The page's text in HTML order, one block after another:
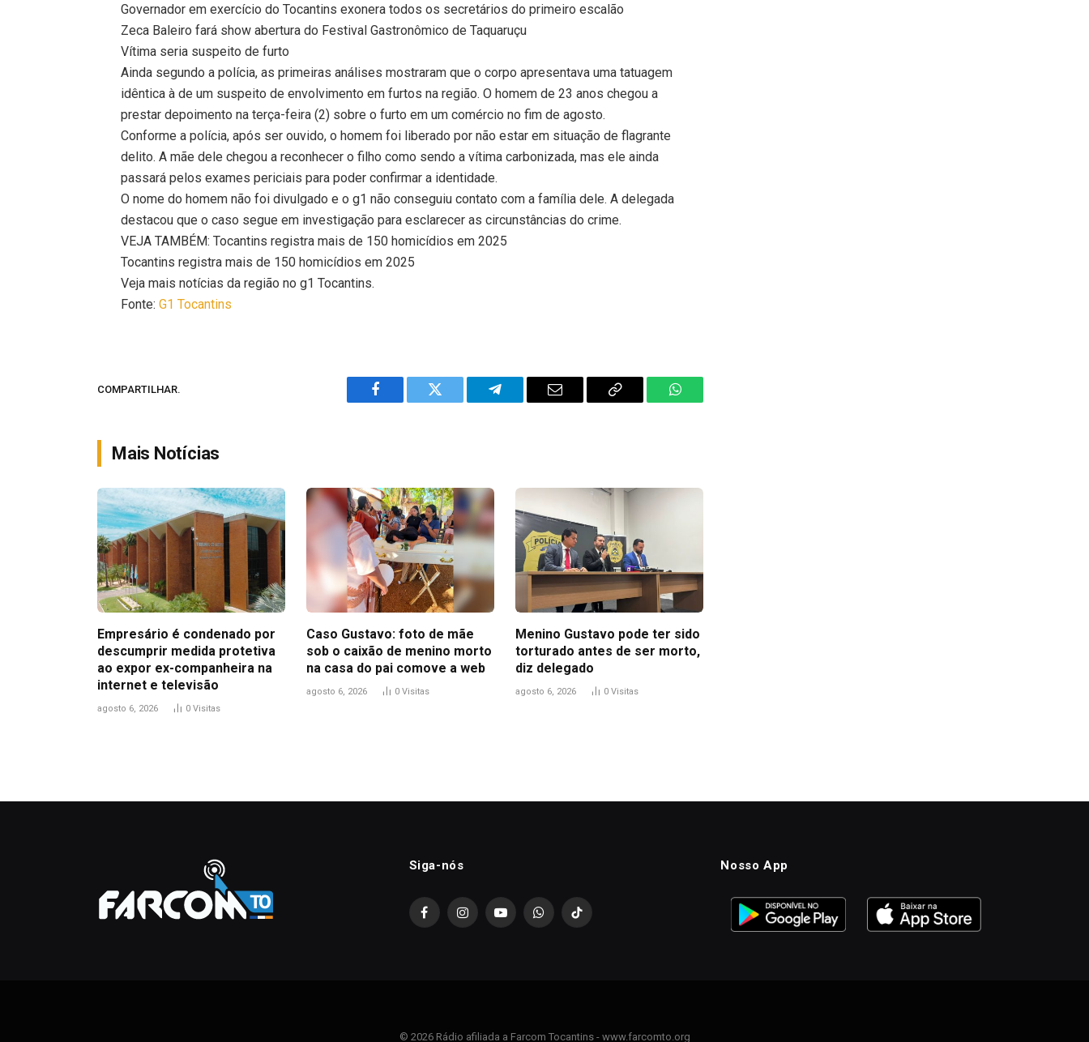
Governador em exercício do Tocantins exonera todos os secretários do primeiro escalão
Zeca Baleiro fará show abertura do Festival Gastronômico de Taquaruçu
Vítima seria suspeito de furto
Ainda segundo a polícia, as primeiras análises mostraram que o corpo apresentava uma tatuagem
idêntica à de um suspeito de envolvimento em furtos na região. O homem de 23 anos chegou a
prestar depoimento na terça-feira (2) sobre o furto em um comércio no fim de agosto.
Conforme a polícia, após ser ouvido, o homem foi liberado por não estar em situação de flagrante
delito. A mãe dele chegou a reconhecer o filho como sendo a vítima carbonizada, mas ele ainda
passará pelos exames periciais para poder confirmar a identidade.
O nome do homem não foi divulgado e o g1 não conseguiu contato com a família dele. A delegada
destacou que o caso segue em investigação para esclarecer as circunstâncias do crime.
VEJA TAMBÉM: Tocantins registra mais de 150 homicídios em 2025
Tocantins registra mais de 150 homicídios em 2025
Veja mais notícias da região no g1 Tocantins.
Fonte:G1 Tocantins
COMPARTILHAR.
Facebook Twitter Telegram Email
Copy
WhatsApp
Mais Notícias
Empresário é condenado por
descumprir medida protetiva
ao expor ex-companheira na
internet e televisão
agosto 6, 2026 0 Visitas
Caso Gustavo: foto de mãe
sob o caixão de menino morto
na casa do pai comove a web
agosto 6, 2026 0 Visitas
Menino Gustavo pode ter sido
torturado antes de ser morto,
diz delegado
agosto 6, 2026 0 Visitas
Siga-nós
FacebookInstagramYouTubeWhatsAppTikTok
Nosso App
© 2026 Rádio afiliada a Farcom Tocantins - www.farcomto.org